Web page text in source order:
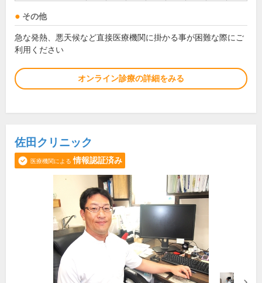
その他
急な発熱、悪天候など直接医療機関に掛かる事が困難な際にご
利用ください
オンライン診療の詳細をみる
佐田クリニック
医療機関による 情報認証済み